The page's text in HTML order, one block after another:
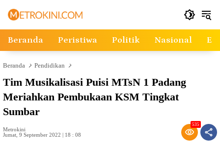
Beranda Peristiwa Politik Nasional
Beranda Pendidikan
Tim Musikalisasi Puisi MTsN 1 Padang
Meriahkan Pembukaan KSM Tingkat
Sumbar
Metrokini
Jumat, 9 September 2022 | 18 : 08
535